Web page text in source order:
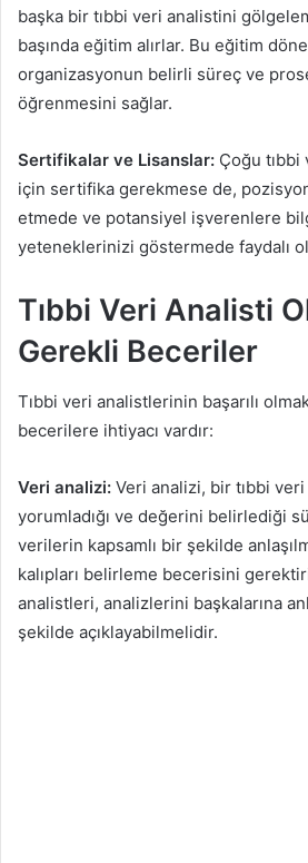
başka bir tıbbi veri analistini
başında eğitim alırlar. Bu eğitim
organizasyonun belirli süreç ve
öğrenmesini sağlar.
Sertifikalar ve Lisanslar: Çoğu
için sertifika gerekmese de,
etmede ve potansiyel işverenlere
yeteneklerinizi göstermede faydalı
Tıbbi Veri Analisti
Gerekli Beceriler
Tıbbi veri analistlerinin başarılı
becerilere ihtiyacı vardır:
Veri analizi: Veri analizi, bir tıbbi
yorumladığı ve değerini belirlediği
verilerin kapsamlı bir şekilde
kalıpları belirleme becerisini
analistleri, analizlerini başkalarına
şekilde açıklayabilmelidir.